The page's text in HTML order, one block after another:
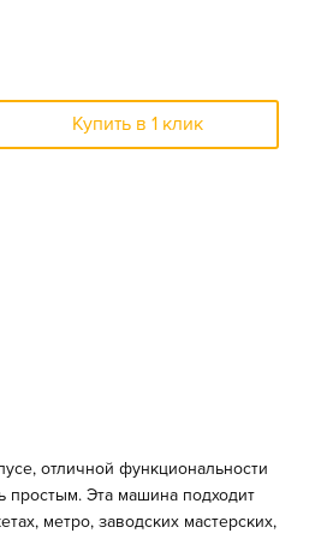
Купить в 1 клик
отличной функциональности
простым. Эта машина подходит
метро, заводских мастерских,